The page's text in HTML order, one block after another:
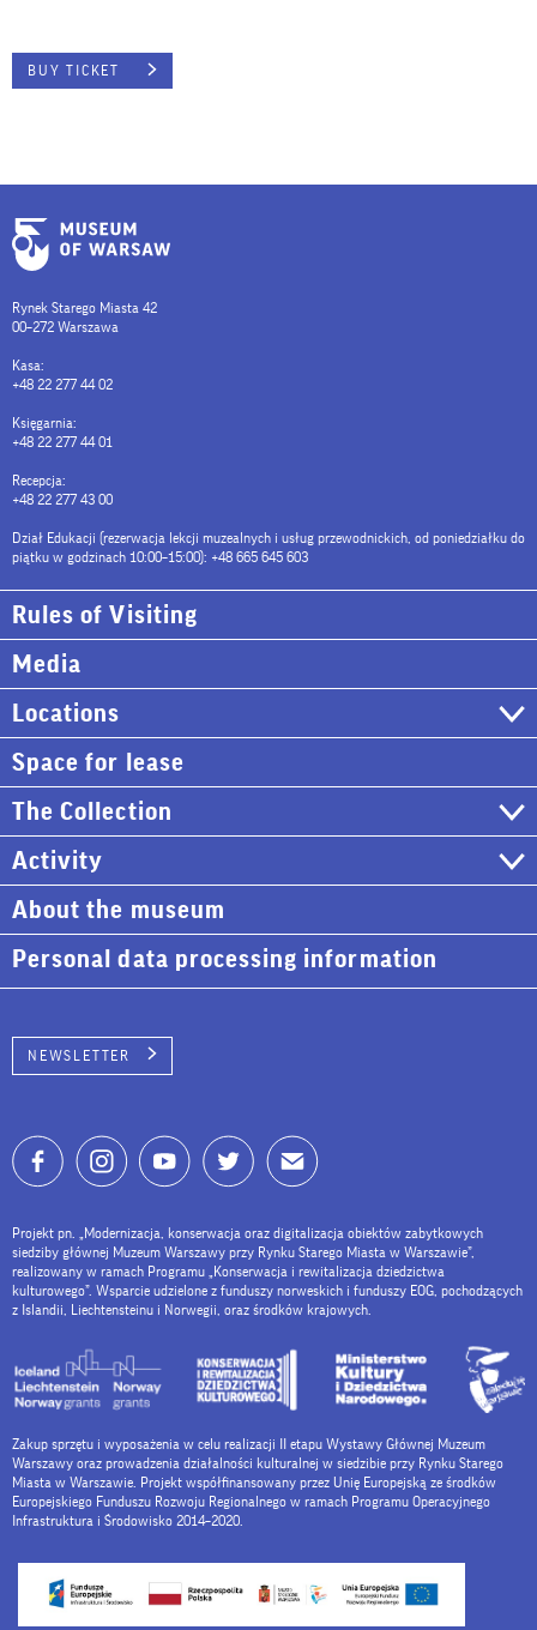
BUY TICKET
Rynek Starego Miasta 42
00–272 Warszawa
Kasa:
+48 22 277 44 02
Księgarnia:
+48 22 277 44 01
Recepcja:
+48 22 277 43 00
Dział Edukacji (rezerwacja lekcji muzealnych i usług przewodnickich, od poniedziałku do
piątku w godzinach 10:00–15:00): +48 665 645 603
Rules of Visiting
Media
Locations
Space for lease
The Collection
Activity
About the museum
Personal data processing information
NEWSLETTER
Projekt pn. „Modernizacja, konserwacja oraz digitalizacja obiektów zabytkowych
siedziby głównej Muzeum Warszawy przy Rynku Starego Miasta w Warszawie”,
realizowany w ramach Programu „Konserwacja i rewitalizacja dziedzictwa
kulturowego”. Wsparcie udzielone z funduszy norweskich i funduszy EOG, pochodzących
z Islandii, Liechtensteinu i Norwegii, oraz środków krajowych.
Zakup sprzętu i wyposażenia w celu realizacji II etapu Wystawy Głównej Muzeum
Warszawy oraz prowadzenia działalności kulturalnej w siedzibie przy Rynku Starego
Miasta w Warszawie. Projekt współfinansowany przez Unię Europejską ze środków
Europejskiego Funduszu Rozwoju Regionalnego w ramach Programu Operacyjnego
Infrastruktura i Środowisko 2014–2020.